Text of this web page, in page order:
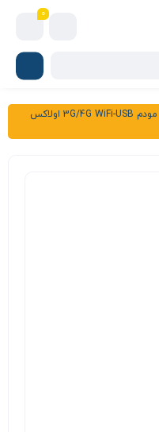
0
مودم 3G/4G WiFi-USB اولاکس